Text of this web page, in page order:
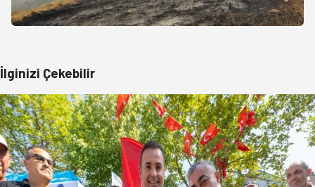
İlginizi Çekebilir